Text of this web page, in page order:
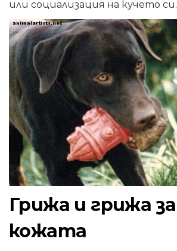
или социализация на кучето си.
Грижа и грижа за
кожата